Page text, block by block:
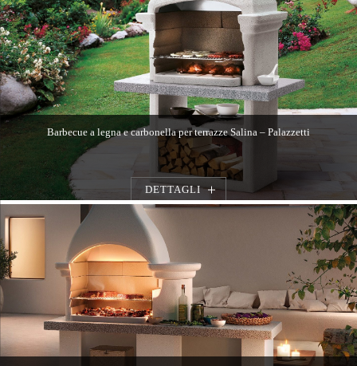
Barbecue a legna e carbonella per terrazze Salina – Palazzetti
DETTAGLI